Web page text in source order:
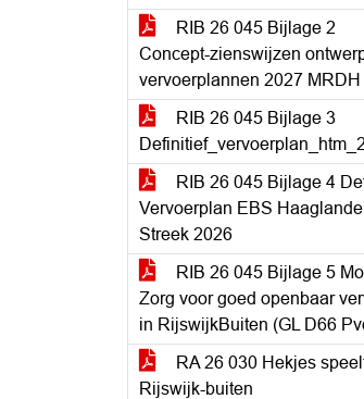
RIB 26 045 Bijlage 2
Concept-zienswijzen
vervoerplannen 2027 MRDH
RIB 26 045 Bijlage 3
RIB 26 045 Bijlage 4
Vervoerplan EBS
Streek 2026
RIB 26 045 Bijlage 5
Zorg voor goed openbaar
in RijswijkBuiten (GL D66
RA 26 030 Hekjes
Rijswijk-buiten